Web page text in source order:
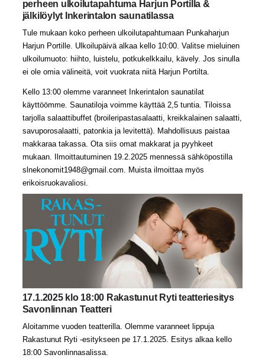
perheen ulkoilutapahtuma Harjun Portilla &
jälkilöylyt Inkerintalon saunatilassa
Tule mukaan koko perheen ulkoilutapahtumaan Punkaharjun
Harjun Portille. Ulkoilupäivä alkaa kello 10:00. Valitse mieluinen
ulkoilumuoto: hiihto, luistelu, potkukelkkailu, kävely. Jos sinulla
ei ole omia välineitä, voit vuokrata niitä Harjun Portilta.
Kello 13:00 olemme varanneet Inkerintalon saunatilat
käyttöömme. Saunatiloja voimme käyttää 2,5 tuntia. Tiloissa
tarjolla salaattibuffet (broileripastasalaatti, kreikkalainen salaatti,
savuporosalaatti, patonkia ja levitettä). Mahdollisuus paistaa
makkaraa takassa. Ota siis omat makkarat ja pyyhkeet
mukaan. Ilmoittautuminen 19.2.2025 mennessä sähköpostilla
slnekonomit1948@gmail.com. Muista ilmoittaa myös
erikoisruokavaliosi.
17.1.2025 klo 18:00 Rakastunut Ryti teatteriesitys
Savonlinnan Teatteri
Aloitamme vuoden teatterilla. Olemme varanneet lippuja
Rakastunut Ryti -esitykseen pe 17.1.2025. Esitys alkaa kello
18:00 Savonlinnasalissa.